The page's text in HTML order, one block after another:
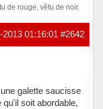
de rouge, vêtu de noir.
#2642
2013 01:16:01
galette saucisse
soit abordable,